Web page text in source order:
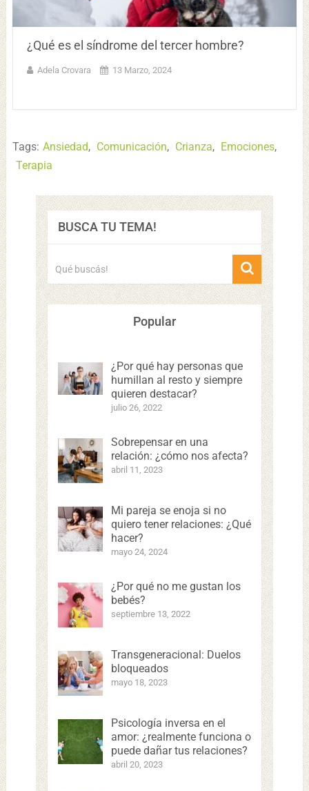
¿Qué es el síndrome del tercer hombre?
Adela Crovara 13 Marzo, 2024
Tags: Ansiedad, Comunicación, Crianza, Emociones,
Terapia
BUSCA TU TEMA!
Popular
¿Por qué hay personas que
humillan al resto y siempre
quieren destacar?
julio 26, 2022
Sobrepensar en una
relación: ¿cómo nos afecta?
abril 11, 2023
Mi pareja se enoja si no
quiero tener relaciones: ¿Qué
hacer?
mayo 24, 2024
¿Por qué no me gustan los
bebés?
septiembre 13, 2022
Transgeneracional: Duelos
bloqueados
mayo 18, 2023
Psicología inversa en el
amor: ¿realmente funciona o
puede dañar tus relaciones?
abril 20, 2023